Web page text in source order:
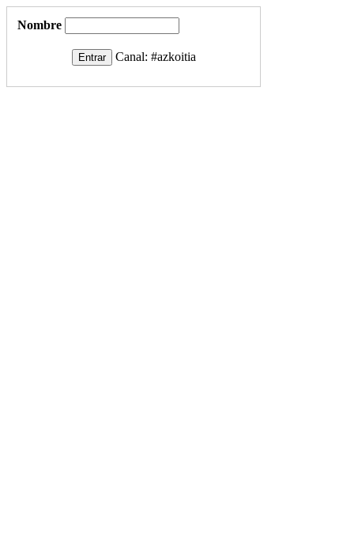
Nombre
Canal: #azkoitia